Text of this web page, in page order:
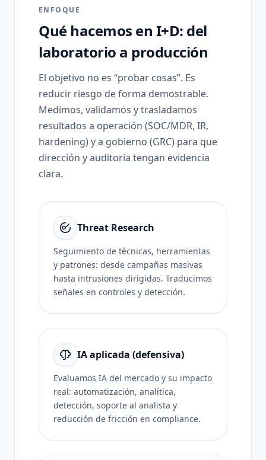
ENFOQUE
Qué hacemos en I+D: del
laboratorio a producción
El objetivo no es “probar cosas”. Es
reducir riesgo de forma demostrable.
Medimos, validamos y trasladamos
resultados a operación (SOC/MDR, IR,
hardening) y a gobierno (GRC) para que
dirección y auditoría tengan evidencia
clara.
Threat Research
Seguimiento de técnicas, herramientas
y patrones: desde campañas masivas
hasta intrusiones dirigidas. Traducimos
señales en controles y detección.
IA aplicada (defensiva)
Evaluamos IA del mercado y su impacto
real: automatización, analítica,
detección, soporte al analista y
reducción de fricción en compliance.